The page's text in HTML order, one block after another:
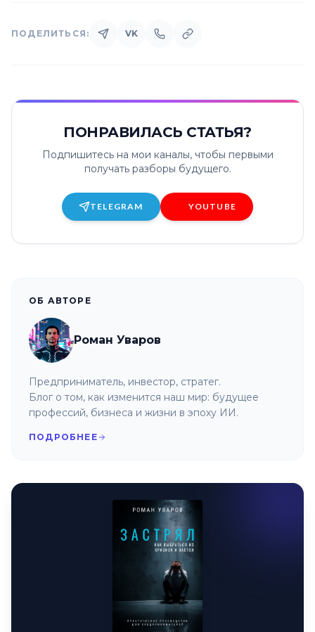
ПОДЕЛИТЬСЯ: VK
ПОНРАВИЛАСЬ СТАТЬЯ?
Подпишитесь на мои каналы, чтобы первыми
получать разборы будущего.
TELEGRAM YOUTUBE
ОБ АВТОРЕ
Роман Уваров
Предприниматель, инвестор, стратег.
Блог о том, как изменится наш мир: будущее
профессий, бизнеса и жизни в эпоху ИИ.
ПОДРОБНЕЕ